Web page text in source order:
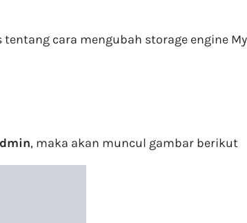
cara mengubah storage engine
, maka akan muncul gambar berikut